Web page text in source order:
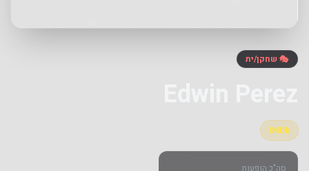
🎭 שחקן/ית
IMDb
סה"כ הופעות